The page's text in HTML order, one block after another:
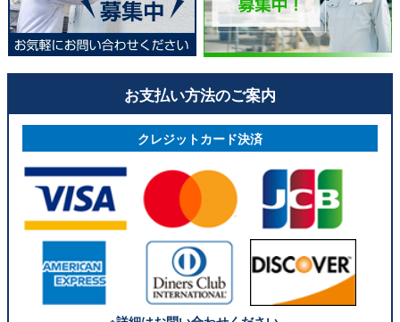
お支払い方法のご案内
クレジットカード決済